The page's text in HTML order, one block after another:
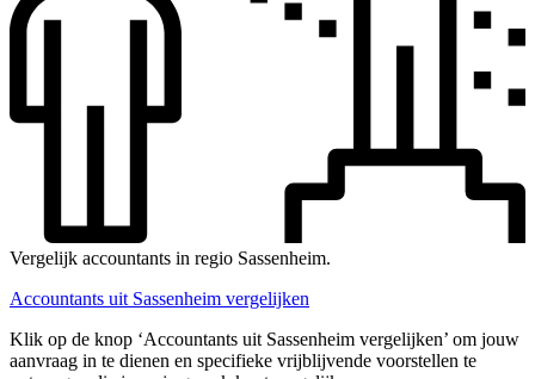
Vergelijk accountants in regio Sassenheim.
Accountants uit Sassenheim vergelijken
Klik op de knop ‘Accountants uit Sassenheim vergelijken’ om jouw
aanvraag in te dienen en specifieke vrijblijvende voorstellen te